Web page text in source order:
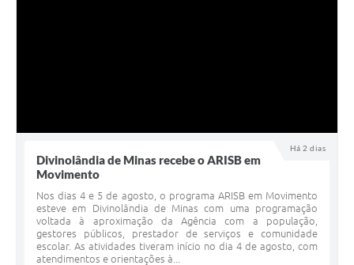
Há 2 dias
Divinolândia de Minas recebe o ARISB em
Movimento
Nos dias 4 e 5 de agosto, o programa ARISB em Movimento
esteve em Divinolândia de Minas com uma programação
voltada à aproximação da Agência com a população,
gestores públicos, prestador de serviços e comunidade
escolar. As atividades tiveram início no dia 4 de agosto, com
atendimentos e orientações à...